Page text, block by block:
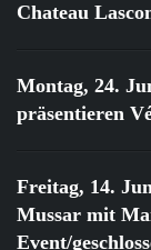
Chateau
Montag, 24.
präsentieren
Freitag, 14.
Mussar mit
Event/